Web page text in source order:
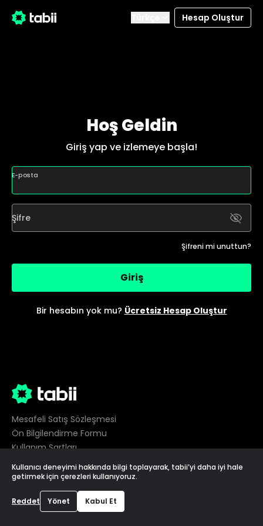
Hesap Oluştur
Hoş Geldin
Giriş yap ve izlemeye başla!
E-posta
Şifre
Şifreni mi unuttun?
Giriş
Bir hesabın yok mu? Ücretsiz Hesap Oluştur
©2026 tabii, Tüm hakları saklıdır
Mesafeli Satış Sözleşmesi
Ön Bilgilendirme Formu
Kullanım Şartları
Gizlilik
Çerez Tercihleri
Kullanıcı deneyimi hakkında bilgi toplayarak, tabii’yi daha iyi hale
getirmek için çerezleri kullanıyoruz.
Reddet Yönet Kabul Et